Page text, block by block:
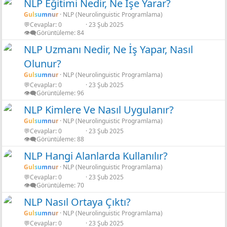
NLP Eğitimi Nedir, Ne İşe Yarar?
Gulsumnur NLP (Neurolinguistic Programlama)
💬Cevaplar 0
👁️‍🗨️Görüntüleme 84
23 Şub 2025
NLP Uzmanı Nedir, Ne İş Yapar, Nasıl
Olunur?
Gulsumnur NLP (Neurolinguistic Programlama)
💬Cevaplar 0
👁️‍🗨️Görüntüleme 96
23 Şub 2025
NLP Kimlere Ve Nasıl Uygulanır?
Gulsumnur NLP (Neurolinguistic Programlama)
💬Cevaplar 0
👁️‍🗨️Görüntüleme 88
23 Şub 2025
NLP Hangi Alanlarda Kullanılır?
Gulsumnur NLP (Neurolinguistic Programlama)
💬Cevaplar 0
👁️‍🗨️Görüntüleme 70
23 Şub 2025
NLP Nasıl Ortaya Çıktı?
Gulsumnur NLP (Neurolinguistic Programlama)
💬Cevaplar 0
23 Şub 2025